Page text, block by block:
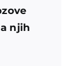
njih